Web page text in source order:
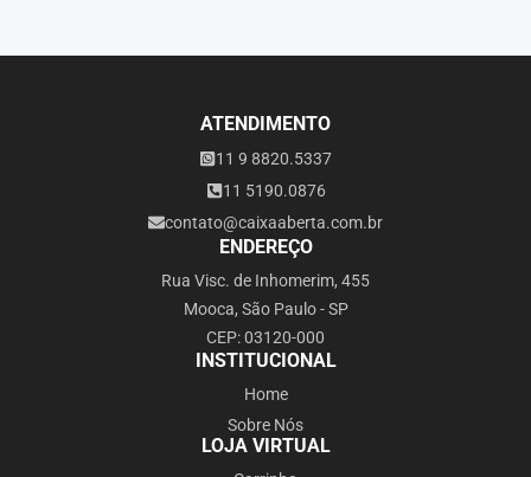
ATENDIMENTO
11 9 8820.5337
11 5190.0876
contato@caixaaberta.com.br
ENDEREÇO
Rua Visc. de Inhomerim, 455
Mooca, São Paulo - SP
CEP: 03120-000
INSTITUCIONAL
Home
Sobre Nós
LOJA VIRTUAL